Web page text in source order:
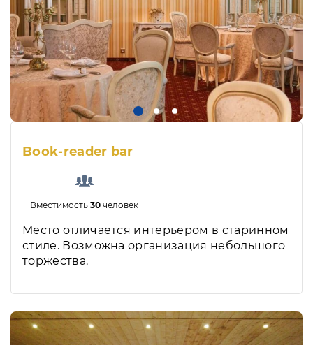
Book-reader bar
Вместимость30 человек
Место отличается интерьером в старинном
стиле. Возможна организация небольшого
торжества.